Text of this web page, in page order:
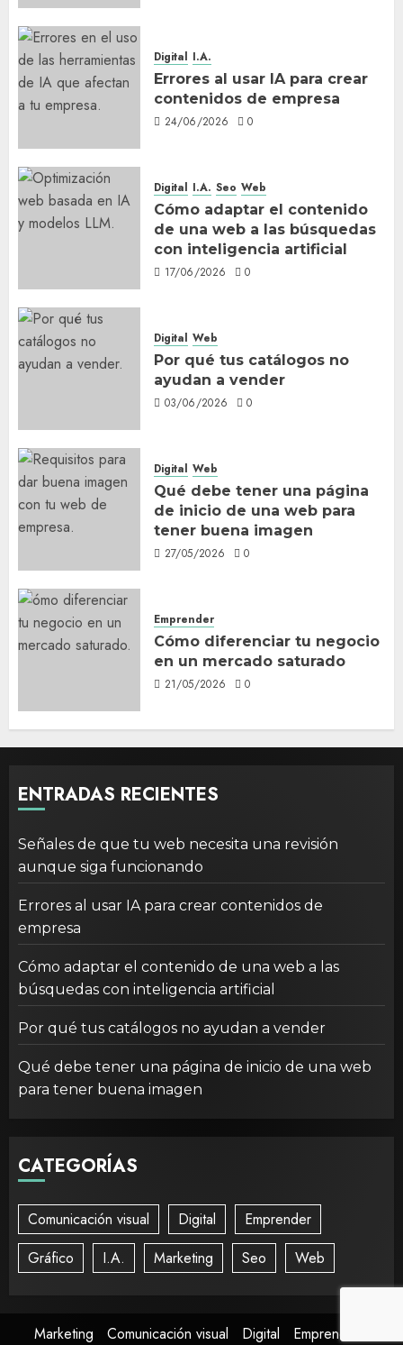
Digital I.A.
Errores al usar IA para crear
contenidos de empresa
24/06/2026 0
Digital I.A. Seo Web
Cómo adaptar el contenido
de una web a las búsquedas
con inteligencia artificial
17/06/2026 0
Digital Web
Por qué tus catálogos no
ayudan a vender
03/06/2026 0
Digital Web
Qué debe tener una página
de inicio de una web para
tener buena imagen
27/05/2026 0
Emprender
Cómo diferenciar tu negocio
en un mercado saturado
21/05/2026 0
ENTRADAS RECIENTES
Señales de que tu web necesita una revisión
aunque siga funcionando
Errores al usar IA para crear contenidos de
empresa
Cómo adaptar el contenido de una web a las
búsquedas con inteligencia artificial
Por qué tus catálogos no ayudan a vender
Qué debe tener una página de inicio de una web
para tener buena imagen
CATEGORÍAS
Comunicación visual Digital
Emprender
Gráfico
I.A. Marketing Seo Web
Marketing Comunicación visual Digital Emprender